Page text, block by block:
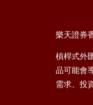
樂天證券
槓桿式外
品可能會
需求、投